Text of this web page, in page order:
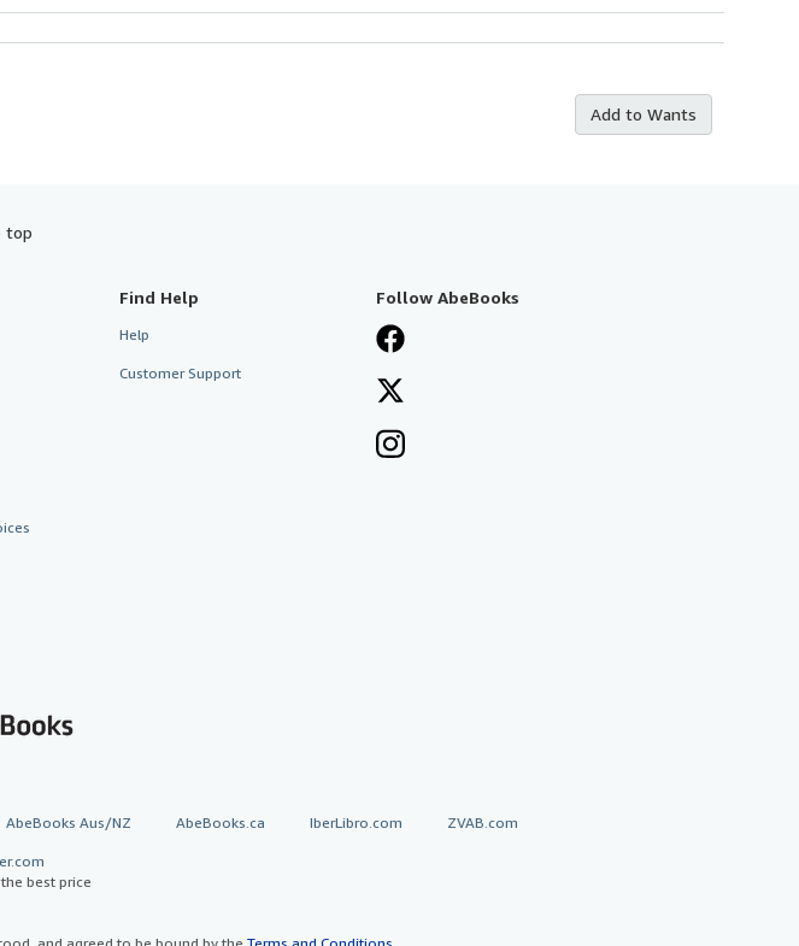
Add to Wants
top
Find Help
Help
Customer Support
Follow AbeBooks
AbeBooks Aus/NZ AbeBooks.ca IberLibro.com ZVAB.com
best price